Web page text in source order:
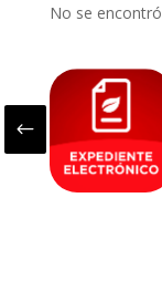
No se
#